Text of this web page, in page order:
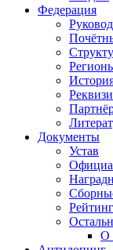
Федерация
Документы
Устав
О